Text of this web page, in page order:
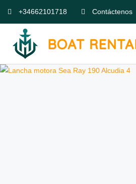
+34662101718 Contáctenos